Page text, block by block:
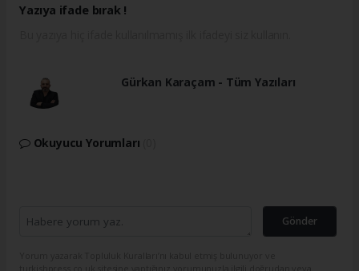
Yazıya ifade bırak !
Gürkan Karaçam - Tüm Yazıları
Okuyucu Yorumları
Gönder